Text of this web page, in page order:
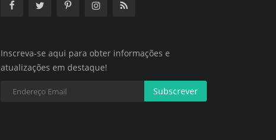
Inscreva-se aqui para obter informações e
atualizações em destaque!
Subscrever